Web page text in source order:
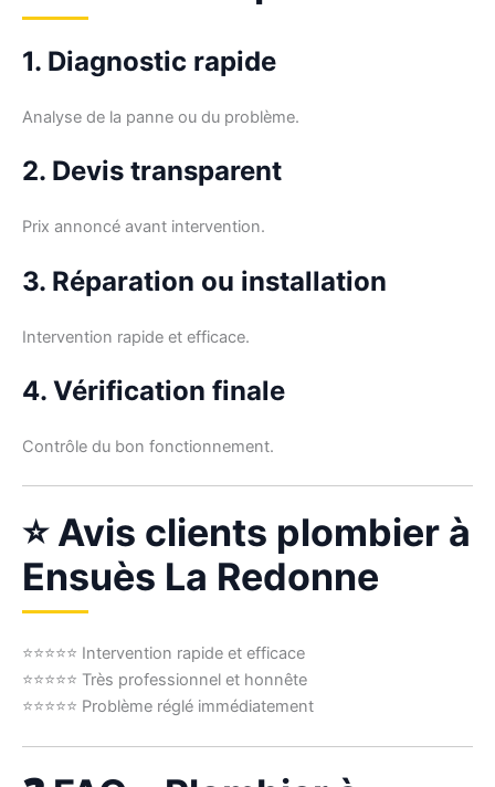
1. Diagnostic rapide
Analyse de la panne ou du problème.
2. Devis transparent
Prix annoncé avant intervention.
3. Réparation ou installation
Intervention rapide et efficace.
4. Vérification finale
Contrôle du bon fonctionnement.
⭐ Avis clients plombier à
Ensuès La Redonne
⭐⭐⭐⭐⭐ Intervention rapide et efficace
⭐⭐⭐⭐⭐ Très professionnel et honnête
⭐⭐⭐⭐⭐ Problème réglé immédiatement